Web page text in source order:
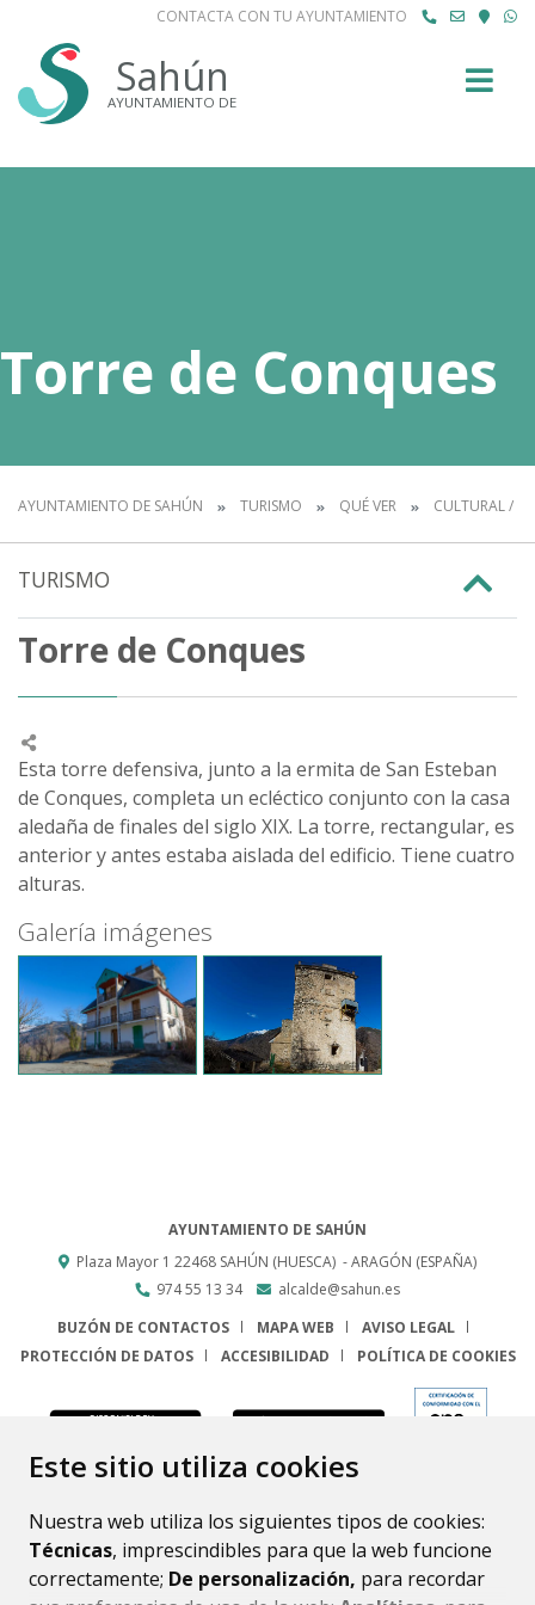
Este sitio utiliza cookies
Nuestra web utiliza los siguientes tipos de cookies:
Técnicas, imprescindibles para que la web funcione
correctamente; De personalización, para recordar
CONTACTA CON TU AYUNTAMIENTO
Sahún
AYUNTAMIENTO DE
Torre de Conques
AYUNTAMIENTO DE SAHÚN TURISMO QUÉ VER CULTURAL /
TURISMO
Torre de Conques
Esta torre defensiva, junto a la ermita de San Esteban
de Conques, completa un ecléctico conjunto con la casa
aledaña de finales del siglo XIX. La torre, rectangular, es
anterior y antes estaba aislada del edificio. Tiene cuatro
alturas.
Galería imágenes
AYUNTAMIENTO DE SAHÚN
Plaza Mayor 1 22468 SAHÚN (HUESCA) - ARAGÓN (ESPAÑA)
974 55 13 34
alcalde@sahun.es
BUZÓN DE CONTACTOS
MAPA WEB
AVISO LEGAL
PROTECCIÓN DE DATOS
ACCESIBILIDAD POLÍTICA DE COOKIES